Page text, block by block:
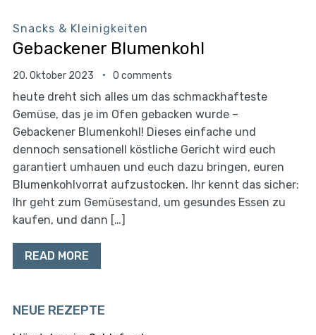
Snacks & Kleinigkeiten
Gebackener Blumenkohl
20. Oktober 2023 0 comments
heute dreht sich alles um das schmackhafteste
Gemüse, das je im Ofen gebacken wurde –
Gebackener Blumenkohl! Dieses einfache und
dennoch sensationell köstliche Gericht wird euch
garantiert umhauen und euch dazu bringen, euren
Blumenkohlvorrat aufzustocken. Ihr kennt das sicher:
Ihr geht zum Gemüsestand, um gesundes Essen zu
kaufen, und dann […]
READ MORE
NEUE REZEPTE